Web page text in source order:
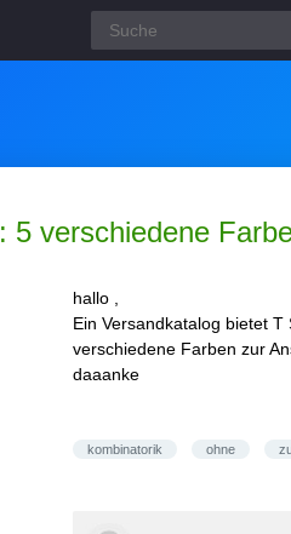
5 verschiedene
hallo ,
Ein Versandkatalog bietet
verschiedene Farben zur
daaanke
kombinatorik ohne